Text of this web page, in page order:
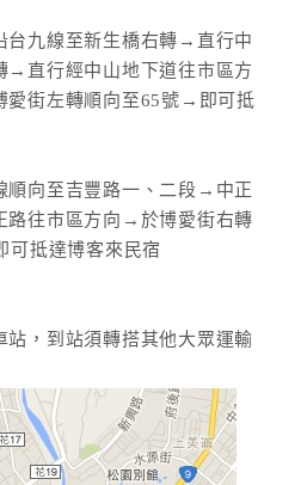
台九線至新生橋右轉→直行中
直行經中山地下道往市區方
街左轉順向至65號→即可抵
順向至吉豐路一、二段→中正
路往市區方向→於博愛街右轉
抵達博客來民宿
站，到站須轉搭其他大眾運輸